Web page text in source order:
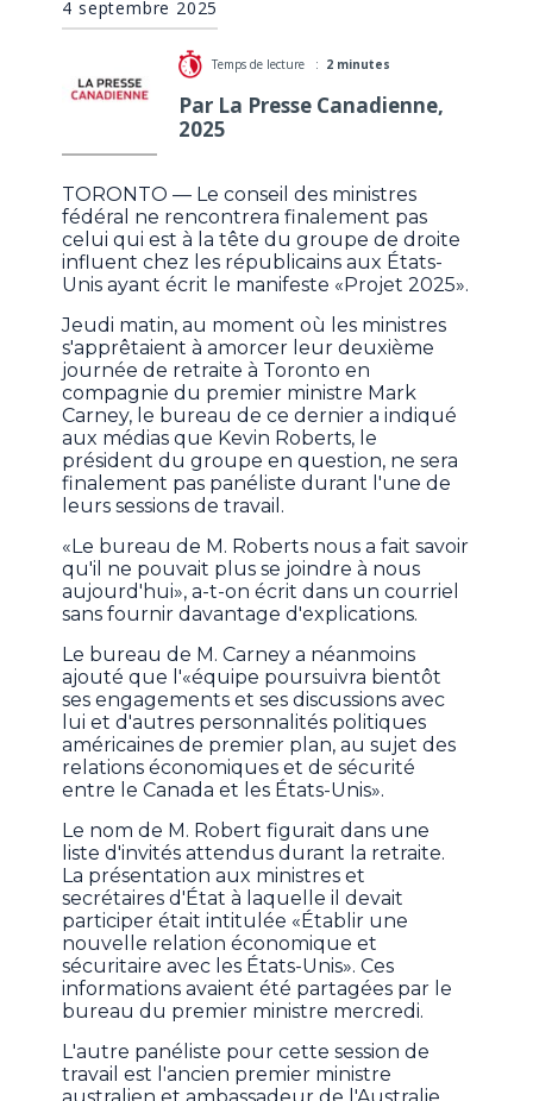
4 septembre 2025
Temps de lecture : 2 minutes
Par La Presse Canadienne,
2025
TORONTO — Le conseil des ministres
fédéral ne rencontrera finalement pas
celui qui est à la tête du groupe de droite
influent chez les républicains aux États-
Unis ayant écrit le manifeste «Projet 2025».
Jeudi matin, au moment où les ministres
s'apprêtaient à amorcer leur deuxième
journée de retraite à Toronto en
compagnie du premier ministre Mark
Carney, le bureau de ce dernier a indiqué
aux médias que Kevin Roberts, le
président du groupe en question, ne sera
finalement pas panéliste durant l'une de
leurs sessions de travail.
«Le bureau de M. Roberts nous a fait savoir
qu'il ne pouvait plus se joindre à nous
aujourd'hui», a-t-on écrit dans un courriel
sans fournir davantage d'explications.
Le bureau de M. Carney a néanmoins
ajouté que l'«équipe poursuivra bientôt
ses engagements et ses discussions avec
lui et d'autres personnalités politiques
américaines de premier plan, au sujet des
relations économiques et de sécurité
entre le Canada et les États-Unis».
Le nom de M. Robert figurait dans une
liste d'invités attendus durant la retraite.
La présentation aux ministres et
secrétaires d'État à laquelle il devait
participer était intitulée «Établir une
nouvelle relation économique et
sécuritaire avec les États-Unis». Ces
informations avaient été partagées par le
bureau du premier ministre mercredi.
L'autre panéliste pour cette session de
travail est l'ancien premier ministre
australien et ambassadeur de l'Australie